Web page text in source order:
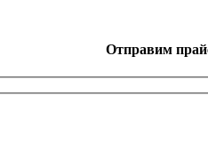
Отправим